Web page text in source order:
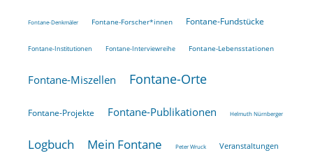
Fontane-Denkmäler Fontane-Forscher*innen Fontane-Fundstücke
Fontane-Institutionen Fontane-Interviewreihe Fontane-Lebensstationen
Fontane-Miszellen Fontane-Orte
Fontane-Projekte Fontane-Publikationen Helmuth Nürnberger
Logbuch Mein Fontane Peter Wruck Veranstaltungen